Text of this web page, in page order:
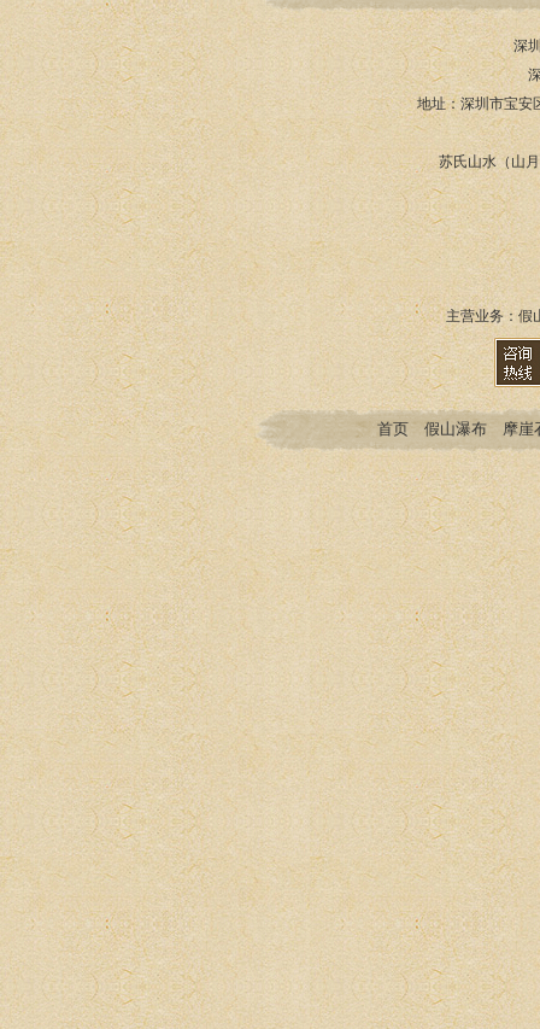
深
地址：深圳市宝安
苏氏山水（山
主营业务： 假
首页 假山瀑布 摩崖